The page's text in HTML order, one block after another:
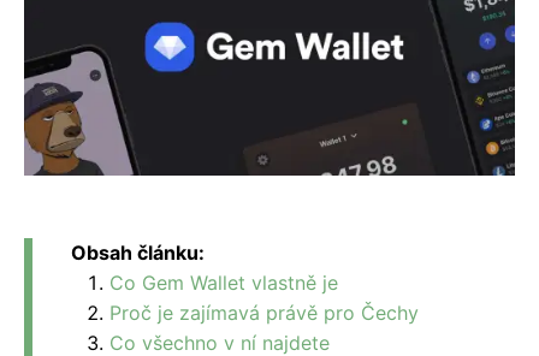
Obsah článku:
Co Gem Wallet vlastně je
Proč je zajímavá právě pro Čechy
Co všechno v ní najdete